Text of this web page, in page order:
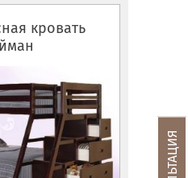
кровать